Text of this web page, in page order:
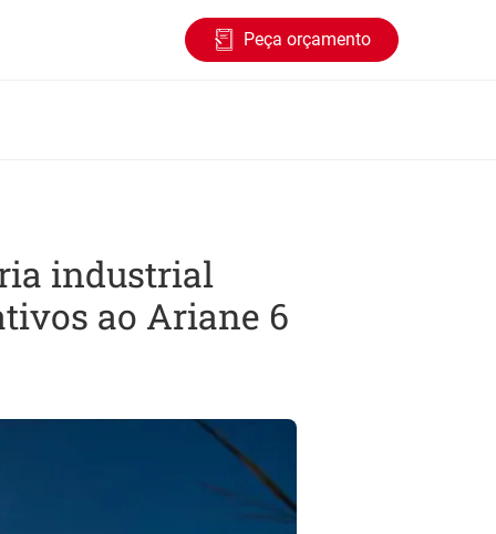
Peça orçamento
industrial
ao Ariane 6